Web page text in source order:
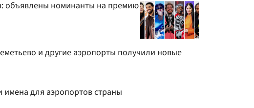
объявлены номинанты на премию
и другие аэропорты получили новые
имена для аэропортов страны